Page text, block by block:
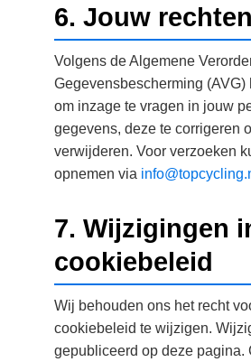
6. Jouw rechten
Volgens de Algemene
Gegevensbescherming (AVG)
om inzage te vragen in jouw
gegevens, deze te corrigeren
verwijderen. Voor verzoeken
opnemen via
7. Wijzigingen
cookiebeleid
Wij behouden ons het recht
cookiebeleid te wijzigen.
gepubliceerd op deze pagina.